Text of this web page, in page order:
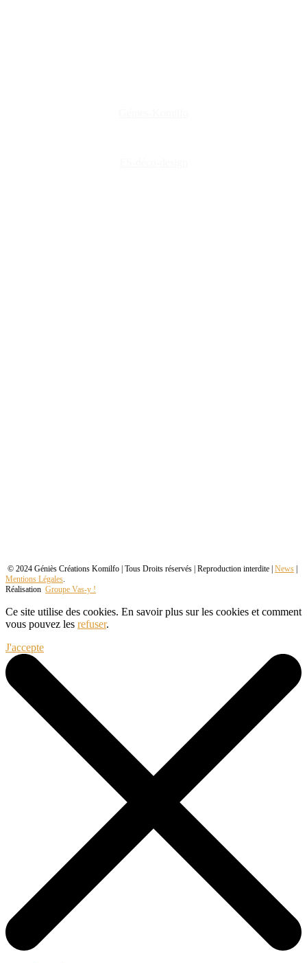
© 2024 Géniès Créations Komilfo | Tous Droits réservés | Reproduction interdite | News |
Mentions Légales
Réalisation Groupe Vas-y !
Ce site utilise des cookies. En savoir plus sur les cookies et comment
vous pouvez les refuser.
J'accepte